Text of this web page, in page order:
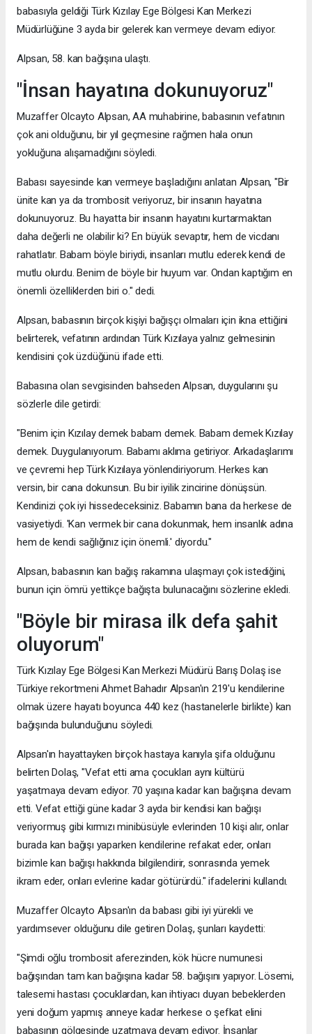
babasıyla geldiği Türk Kızılay Ege Bölgesi Kan Merkezi
Müdürlüğüne 3 ayda bir gelerek kan vermeye devam ediyor.
Alpsan, 58. kan bağışına ulaştı.
"İnsan hayatına dokunuyoruz"
Muzaffer Olcayto Alpsan, AA muhabirine, babasının vefatının
çok ani olduğunu, bir yıl geçmesine rağmen hala onun
yokluğuna alışamadığını söyledi.
Babası sayesinde kan vermeye başladığını anlatan Alpsan, "Bir
ünite kan ya da trombosit veriyoruz, bir insanın hayatına
dokunuyoruz. Bu hayatta bir insanın hayatını kurtarmaktan
daha değerli ne olabilir ki? En büyük sevaptır, hem de vicdanı
rahatlatır. Babam böyle biriydi, insanları mutlu ederek kendi de
mutlu olurdu. Benim de böyle bir huyum var. Ondan kaptığım en
önemli özelliklerden biri o." dedi.
Alpsan, babasının birçok kişiyi bağışçı olmaları için ikna ettiğini
belirterek, vefatının ardından Türk Kızılaya yalnız gelmesinin
kendisini çok üzdüğünü ifade etti.
Babasına olan sevgisinden bahseden Alpsan, duygularını şu
sözlerle dile getirdi:
"Benim için Kızılay demek babam demek. Babam demek Kızılay
demek. Duygulanıyorum. Babamı aklıma getiriyor. Arkadaşlarımı
ve çevremi hep Türk Kızılaya yönlendiriyorum. Herkes kan
versin, bir cana dokunsun. Bu bir iyilik zincirine dönüşsün.
Kendinizi çok iyi hissedeceksiniz. Babamın bana da herkese de
vasiyetiydi. 'Kan vermek bir cana dokunmak, hem insanlık adına
hem de kendi sağlığınız için önemli.' diyordu."
Alpsan, babasının kan bağış rakamına ulaşmayı çok istediğini,
bunun için ömrü yettikçe bağışta bulunacağını sözlerine ekledi.
"Böyle bir mirasa ilk defa şahit
oluyorum"
Türk Kızılay Ege Bölgesi Kan Merkezi Müdürü Barış Dolaş ise
Türkiye rekortmeni Ahmet Bahadır Alpsan'ın 219'u kendilerine
olmak üzere hayatı boyunca 440 kez (hastanelerle birlikte) kan
bağışında bulunduğunu söyledi.
Alpsan'ın hayattayken birçok hastaya kanıyla şifa olduğunu
belirten Dolaş, "Vefat etti ama çocukları aynı kültürü
yaşatmaya devam ediyor. 70 yaşına kadar kan bağışına devam
etti. Vefat ettiği güne kadar 3 ayda bir kendisi kan bağışı
veriyormuş gibi kırmızı minibüsüyle evlerinden 10 kişi alır, onlar
burada kan bağışı yaparken kendilerine refakat eder, onları
bizimle kan bağışı hakkında bilgilendirir, sonrasında yemek
ikram eder, onları evlerine kadar götürürdü." ifadelerini kullandı.
Muzaffer Olcayto Alpsan'ın da babası gibi iyi yürekli ve
yardımsever olduğunu dile getiren Dolaş, şunları kaydetti:
"Şimdi oğlu trombosit aferezinden, kök hücre numunesi
bağışından tam kan bağışına kadar 58. bağışını yapıyor. Lösemi,
talesemi hastası çocuklardan, kan ihtiyacı duyan bebeklerden
yeni doğum yapmış anneye kadar herkese o şefkat elini
babasının gölgesinde uzatmaya devam ediyor. İnsanlar